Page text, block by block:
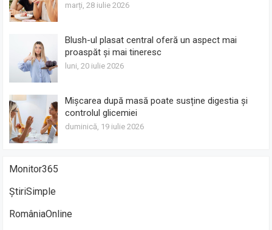
marți, 28 iulie 2026
Blush-ul plasat central oferă un aspect mai
proaspăt și mai tineresc
luni, 20 iulie 2026
Mișcarea după masă poate susține digestia și
controlul glicemiei
duminică, 19 iulie 2026
Monitor365
ȘtiriSimple
RomâniaOnline